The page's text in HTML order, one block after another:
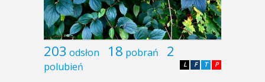
203 odsłon 18 pobrań 2
polubień P
T
F
L